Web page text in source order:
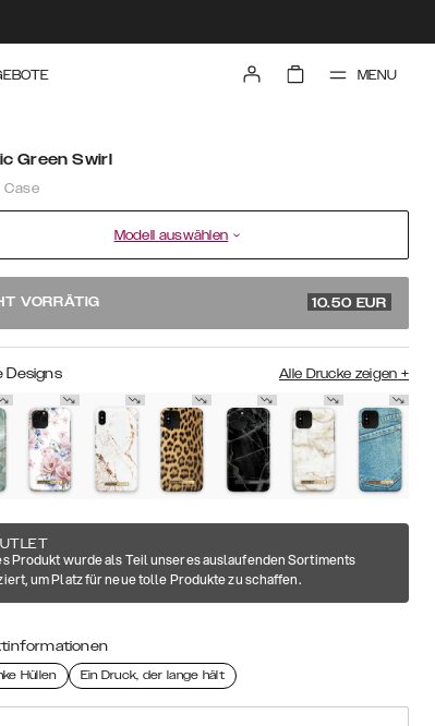
MENU
Green Swirl
Case
Modell auswählen
VORRÄTIG 10.50 EUR
Designs Alle Drucke zeigen +
Produkt wurde als Teil unseres auslaufenden Sortiments
um Platz für neue tolle Produkte zu schaffen.
Hüllen Ein Druck, der lange hält